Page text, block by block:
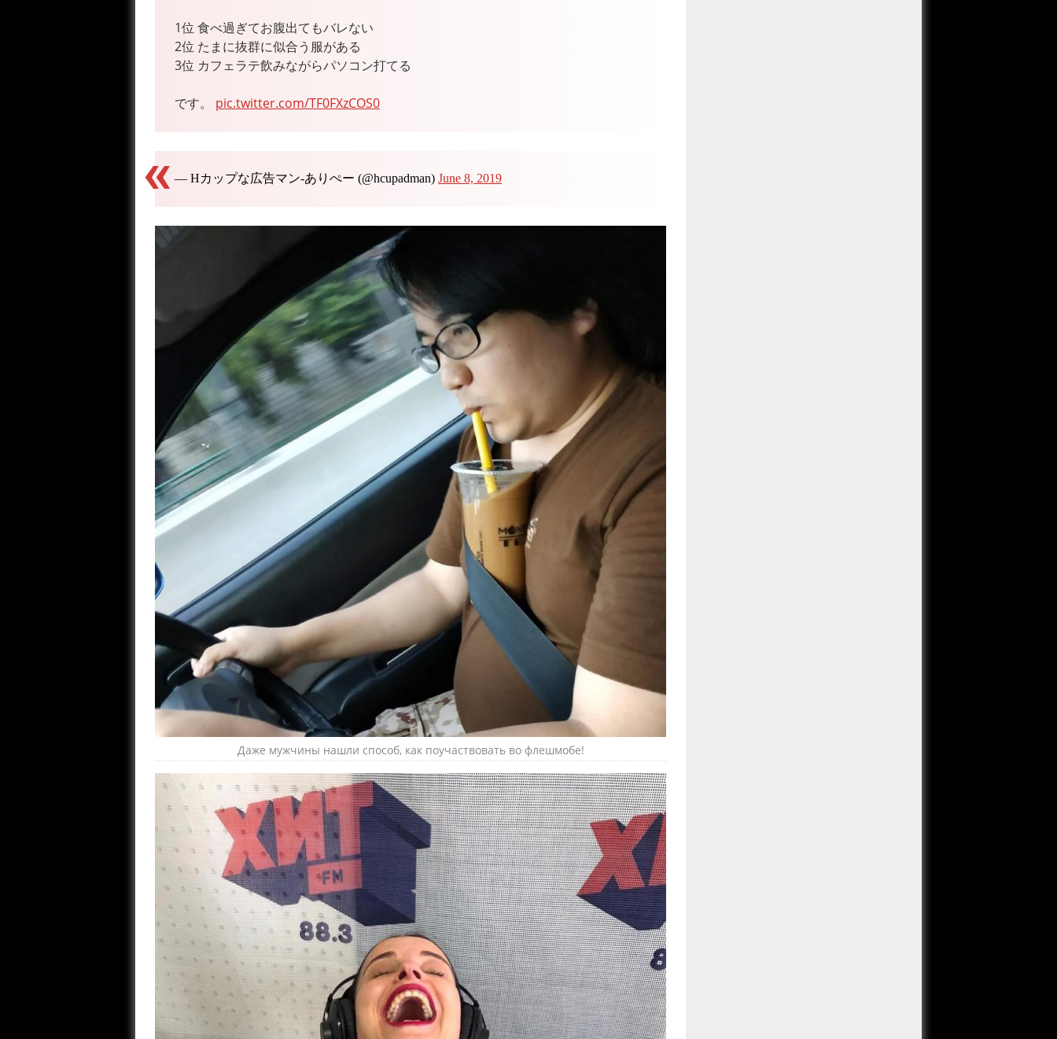
1位 食べ過ぎてお腹出てもバレない
2位 たまに抜群に似合う服がある
3位 カフェラテ飲みながらパソコン打てる
です。 pic.twitter.com/TF0FXzCOS0
— Hカップな広告マン-ありぺー (@hcupadman) June 8, 2019
Даже мужчины нашли способ, как поучаствовать во флешмобе!